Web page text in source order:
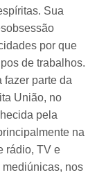
Sua
por que
de trabalhos.
fazer parte da
União, no
pela
na
rádio, TV e
nos